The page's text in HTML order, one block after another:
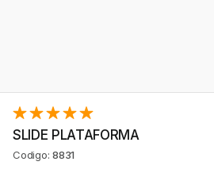
SLIDE PLATAFORMA
Codigo:8831